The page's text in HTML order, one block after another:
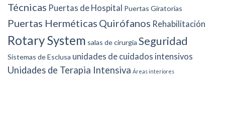
Técnicas Puertas de Hospital Puertas Giratorias
Puertas Herméticas Quirófanos Rehabilitación
Rotary System salas de cirurgia Seguridad
Sistemas de Esclusa unidades de cuidados intensivos
Unidades de Terapia Intensiva Áreas interiores